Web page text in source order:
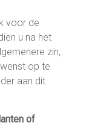
voor de
u na het
zin,
op te
aan dit
of